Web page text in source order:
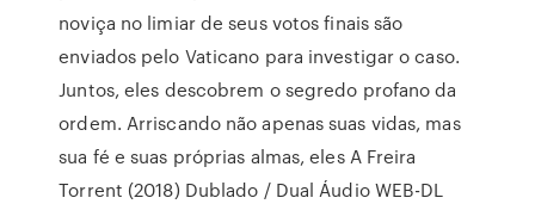
noviça no limiar de seus votos finais são
enviados pelo Vaticano para investigar o caso.
Juntos, eles descobrem o segredo profano da
ordem. Arriscando não apenas suas vidas, mas
sua fé e suas próprias almas, eles A Freira
Torrent (2018) Dublado / Dual Áudio WEB-DL